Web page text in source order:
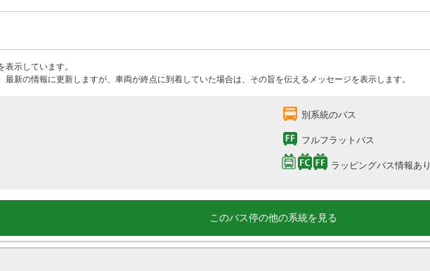
表示しています。
最新の情報に更新しますが、車両が終点に到着していた場合は、その旨を伝えるメッセージを表示します。
別系統のバス
フルフラットバス
ラッピングバス情報あり
このバス停の他の系統を見る